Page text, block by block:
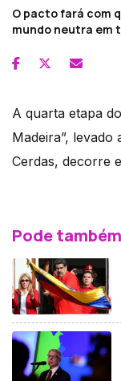
O pacto fará com
mundo neutra em
A quarta etapa
Madeira”,
Cerdas, decorre
Pode